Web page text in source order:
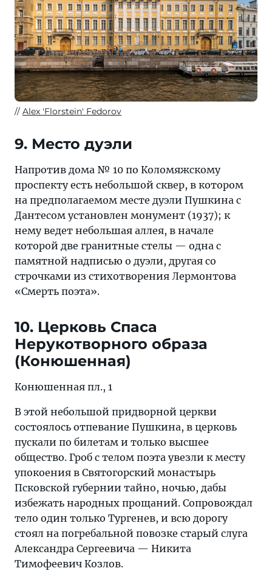
Alex 'Florstein' Fedorov
9. Место дуэли
Напротив дома № 10 по Коломяжскому
проспекту есть небольшой сквер, в котором
на предполагаемом месте дуэли Пушкина с
Дантесом установлен монумент (1937); к
нему ведет небольшая аллея, в начале
которой две гранитные стелы — одна с
памятной надписью о дуэли, другая со
строчками из стихотворения Лермонтова
«Смерть поэта».
10. Церковь Спаса
Нерукотворного образа
(Конюшенная)
Конюшенная пл., 1
В этой небольшой придворной церкви
состоялось отпевание Пушкина, в церковь
пускали по билетам и только высшее
общество. Гроб с телом поэта увезли к месту
упокоения в Святогорский монастырь
Псковской губернии тайно, ночью, дабы
избежать народных прощаний. Сопровождал
тело один только Тургенев, и всю дорогу
стоял на погребальной повозке старый слуга
Александра Сергеевича — Никита
Тимофеевич Козлов.